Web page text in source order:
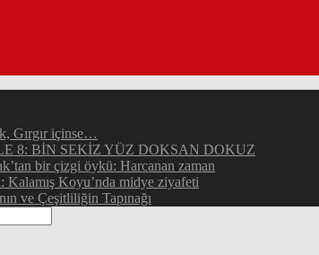
Gırgır içinse…
8: BİN SEKİZ YÜZ DOKSAN DOKUZ
bir çizgi öykü: Harcanan zaman
Kalamış Koyu’nda midye ziyafeti
ve Çeşitliliğin Tapınağı